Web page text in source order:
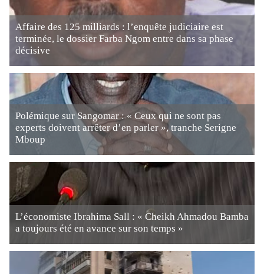
Affaire des 125 milliards : l’enquête judiciaire est
terminée, le dossier Farba Ngom entre dans sa phase
décisive
Polémique sur Sangomar : « Ceux qui ne sont pas
experts doivent arrêter d’en parler », tranche Serigne
Mboup
L’économiste Ibrahima Sall : « Cheikh Ahmadou Bamba
a toujours été en avance sur son temps »